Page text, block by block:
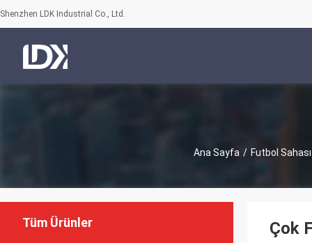
Shenzhen LDK Industrial Co., Ltd.
Ana Sayfa / Futbol Sahası
Tüm Ürünler
Çok